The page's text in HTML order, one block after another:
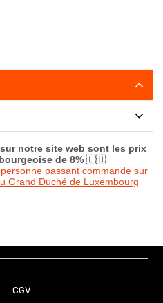
notre site web sont les prix
de 8% 🇱🇺
passant commande sur
Grand Duché de Luxembourg
CGV